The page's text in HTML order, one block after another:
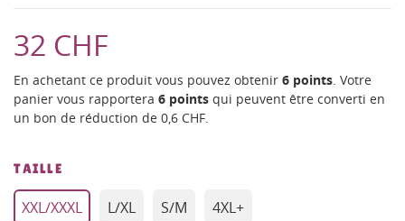
32 CHF
En achetant ce produit vous pouvez obtenir 6 points. Votre
panier vous rapportera 6 points qui peuvent être converti en
un bon de réduction de 0,6 CHF.
TAILLE
XXL/XXXL L/XL S/M 4XL+